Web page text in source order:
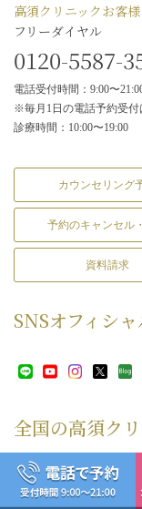
高須クリニックお客
フリーダイヤル
0120-5587-
電話受付時間：9:00〜
※毎月1日の電話予約受付
診療時間：10:00〜19:00
カウンセリング
予約のキャンセル
資料請求
SNSオフィシ
全国の高須ク
銀座高須クリニック
栄院